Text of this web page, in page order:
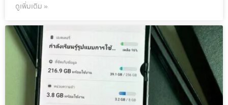
ดูเพิ่มเติม »